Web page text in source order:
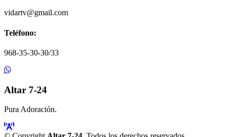
vidartv@gmail.com
Teléfono:
968-35-30-30/33
Altar 7-24
Pura Adoración.